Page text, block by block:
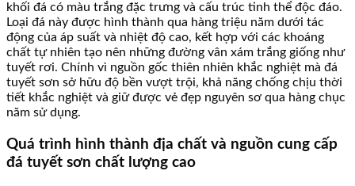
khối đá có màu trắng đặc trưng và cấu trúc tinh thể độc đáo.
Loại đá này được hình thành qua hàng triệu năm dưới tác
động của áp suất và nhiệt độ cao, kết hợp với các khoáng
chất tự nhiên tạo nên những đường vân xám trắng giống như
tuyết rơi. Chính vì nguồn gốc thiên nhiên khắc nghiệt mà đá
tuyết sơn sở hữu độ bền vượt trội, khả năng chống chịu thời
tiết khắc nghiệt và giữ được vẻ đẹp nguyên sơ qua hàng chục
năm sử dụng.
Quá trình hình thành địa chất và nguồn cung cấp
đá tuyết sơn chất lượng cao